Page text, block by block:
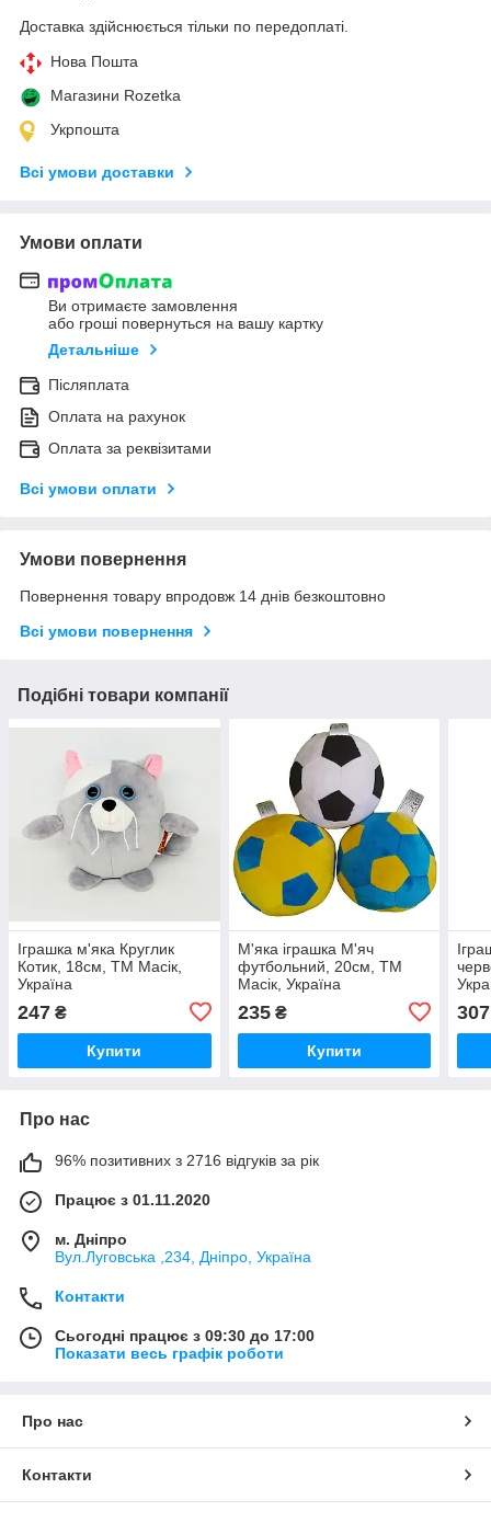
Доставка здійснюється тільки по передоплаті.
Нова Пошта
Магазини Rozetka
Укрпошта
Всі умови доставки
Умови оплати
Ви отримаєте замовлення
або гроші повернуться на вашу картку
Детальніше
Післяплата
Оплата на рахунок
Оплата за реквізитами
Всі умови оплати
Умови повернення
Повернення товару впродовж 14 днів безкоштовно
Всі умови повернення
Подібні товари компанії
Іграшка м'яка Круглик
Котик, 18см, ТМ Масік,
Україна
247 ₴
Купити
М'яка іграшка М'яч
футбольний, 20см, ТМ
Масік, Україна
235₴
Купити
307
Про нас
96% позитивних з 2716 відгуків за рік
Працює з 01.11.2020
м. Дніпро
Вул.Луговська ,234, Дніпро, Україна
Контакти
Сьогодні працює з 09:30 до 17:00
Показати весь графік роботи
Про нас
Контакти